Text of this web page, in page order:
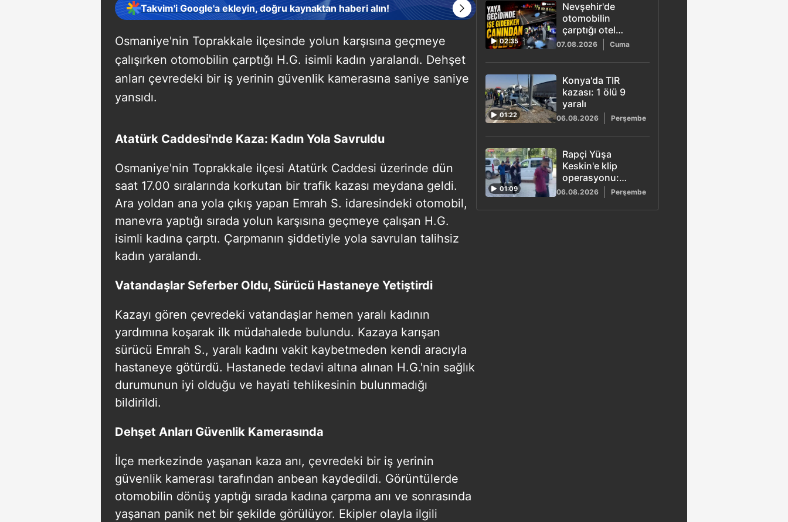
Takvim'i Google'a ekleyin, doğru kaynaktan haberi alın!
Osmaniye'nin Toprakkale ilçesinde yolun karşısına geçmeye
çalışırken otomobilin çarptığı H.G. isimli kadın yaralandı. Dehşet
anları çevredeki bir iş yerinin güvenlik kamerasına saniye saniye
yansıdı.
Atatürk Caddesi'nde Kaza: Kadın Yola Savruldu
Osmaniye'nin Toprakkale ilçesi Atatürk Caddesi üzerinde dün
saat 17.00 sıralarında korkutan bir trafik kazası meydana geldi.
Ara yoldan ana yola çıkış yapan Emrah S. idaresindeki otomobil,
manevra yaptığı sırada yolun karşısına geçmeye çalışan H.G.
isimli kadına çarptı. Çarpmanın şiddetiyle yola savrulan talihsiz
kadın yaralandı.
Vatandaşlar Seferber Oldu, Sürücü Hastaneye Yetiştirdi
Kazayı gören çevredeki vatandaşlar hemen yaralı kadının
yardımına koşarak ilk müdahalede bulundu. Kazaya karışan
sürücü Emrah S., yaralı kadını vakit kaybetmeden kendi aracıyla
hastaneye götürdü. Hastanede tedavi altına alınan H.G.'nin sağlık
durumunun iyi olduğu ve hayati tehlikesinin bulunmadığı
bildirildi.
Dehşet Anları Güvenlik Kamerasında
İlçe merkezinde yaşanan kaza anı, çevredeki bir iş yerinin
güvenlik kamerası tarafından anbean kaydedildi. Görüntülerde
otomobilin dönüş yaptığı sırada kadına çarpma anı ve sonrasında
yaşanan panik net bir şekilde görülüyor. Ekipler olayla ilgili
02:35
Nevşehir'de
otomobilin
çarptığı otel
çalışanı Tansu
Kaya hayatını
kaybetti: O anlar
kamerada
07.08.2026 Cuma
01:22
Konya'da TIR
kazası: 1 ölü 9
yaralı
06.08.2026 Perşembe
01:09
Rapçi Yüşa
Keskin'e klip
operasyonu:
Tüfekle poz veren
4 şüpheli adliyeye
sevk edildi
06.08.2026 Perşembe